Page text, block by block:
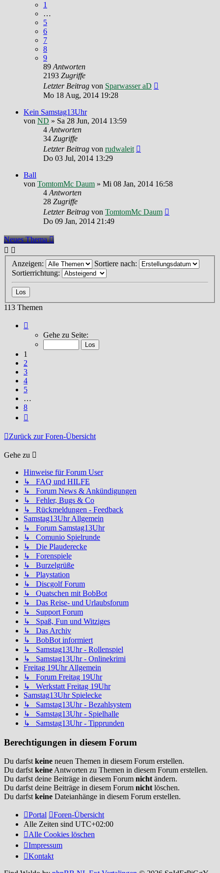
1
…
5
6
7
8
9
89Antworten
2193 Zugriffe
Letzter Beitrag von Sparwasser aD
Mo 18 Aug, 2014 19:28
Kein Samstag13Uhr
von ND » Sa 28 Jun, 2014 13:59
4Antworten
34 Zugriffe
Letzter Beitrag von rudwaleit
Do 03 Jul, 2014 13:29
Ball
von TomtomMc Daum » Mi 08 Jan, 2014 16:58
4Antworten
28 Zugriffe
Letzter Beitrag von TomtomMc Daum
Do 09 Jan, 2014 21:49
Neues Thema
Anzeigen:
Sortiere nach:
Sortierrichtung:
113 Themen
von
Gehe zu Seite:
1
2
3
4
5
…
8
Zurück zur Foren-Übersicht
Gehe zu
Hinweise für Forum User
↳ FAQ und HILFE
↳ Forum News & Ankündigungen
↳ Fehler, Bugs & Co
↳ Rückmeldungen - Feedback
Samstag13Uhr Allgemein
↳ Forum Samstag13Uhr
↳ Comunio Spielrunde
↳ Die Plauderecke
↳ Forenspiele
↳ Burzelgrüße
↳ Playstation
↳ Discgolf Forum
↳ Quatschen mit BobBot
↳ Das Reise- und Urlaubsforum
↳ Support Forum
↳ Spaß, Fun und Witziges
↳ Das Archiv
↳ BobBot informiert
↳ Samstag13Uhr - Rollenspiel
↳ Samstag13Uhr - Onlinekrimi
Freitag 19Uhr Allgemein
↳ Forum Freitag 19Uhr
↳ Werkstatt Freitag 19Uhr
Samstag13Uhr Spielecke
↳ Samstag13Uhr - Bezahlsystem
↳ Samstag13Uhr - Spielhalle
↳ Samstag13Uhr - Tipprunden
Berechtigungen in diesem Forum
Du darfstkeine neuen Themen in diesem Forum erstellen.
Du darfstkeineAntworten zu Themen in diesem Forum erstellen.
Du darfst deine Beiträge in diesem Forum nichtändern.
Du darfst deine Beiträge in diesem Forum nichtlöschen.
Du darfstkeine Dateianhänge in diesem Forum erstellen.
Portal
Foren-Übersicht
Alle Zeiten sind UTC+02:00
Alle Cookies löschen
Impressum
Kontakt